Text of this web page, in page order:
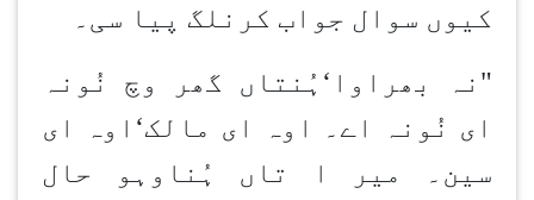
کیوں سوال جواب کرن لگ پیا سی۔
"نہ بھراوا ‘ ہُن تاں گھر وچ نُونہ
ای نُونہ اے۔ اوہ ای مالک‘ اوہ ای
سین۔ میر ا تاں ہُن اوہو حال